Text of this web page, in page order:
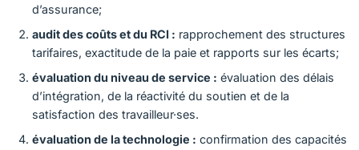
d’assurance;
audit des coûts et du RCI : rapprochement des structures
tarifaires, exactitude de la paie et rapports sur les écarts;
évaluation du niveau de service : évaluation des délais
d’intégration, de la réactivité du soutien et de la
satisfaction des travailleur·ses.
évaluation de la technologie : confirmation des capacités